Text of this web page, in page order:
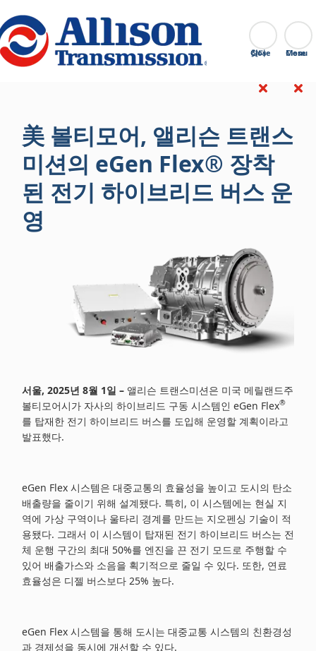
Go Home 찾다
Close
美 볼티모어, 앨리슨 트랜스
미션의 eGen Flex® 장착
된 전기 하이브리드 버스 운
영
서울, 2025년 8월 1일 – 앨리슨 트랜스미션은 미국 메릴랜드주
볼티모어시가 자사의 하이브리드 구동 시스템인 eGen Flex®
를 탑재한 전기 하이브리드 버스를 도입해 운영할 계획이라고
발표했다.
eGen Flex 시스템은 대중교통의 효율성을 높이고 도시의 탄소
배출량을 줄이기 위해 설계됐다. 특히, 이 시스템에는 현실 지
역에 가상 구역이나 울타리 경계를 만드는 지오펜싱 기술이 적
용됐다. 그래서 이 시스템이 탑재된 전기 하이브리드 버스는 전
체 운행 구간의 최대 50%를 엔진을 끈 전기 모드로 주행할 수
있어 배출가스와 소음을 획기적으로 줄일 수 있다. 또한, 연료
효율성은 디젤 버스보다 25% 높다.
eGen Flex 시스템을 통해 도시는 대중교통 시스템의 친환경성
과 경제성을 동시에 개선할 수 있다.